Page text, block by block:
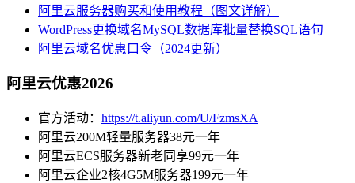
阿里云服务器购买和使用教程（图文详解）
WordPress更换域名MySQL数据库批量替换SQL语句
阿里云域名优惠口令（2024更新）
阿里云优惠2026
官方活动： https://t.aliyun.com/U/FzmsXA
阿里云200M轻量服务器38元一年
阿里云ECS服务器新老同享99元一年
阿里云企业2核4G5M服务器199元一年